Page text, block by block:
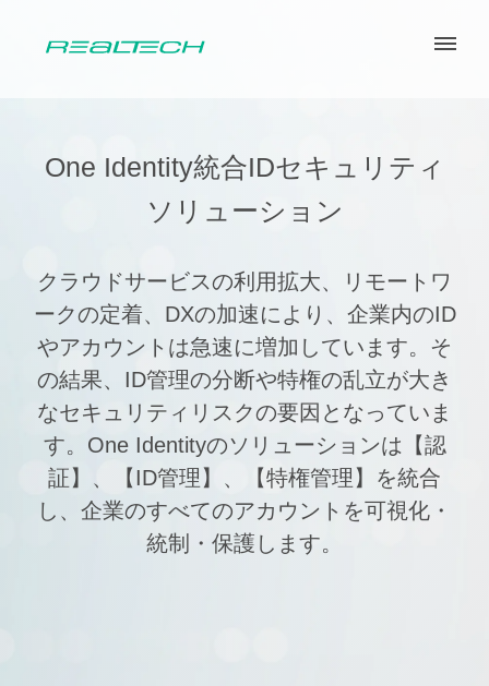
One Identity統合IDセキュリティ
ソリューション
クラウドサービスの利用拡大、リモートワ
ークの定着、DXの加速により、企業内のID
やアカウントは急速に増加しています。 そ
の結果、ID管理の分断や特権の乱立が大き
なセキュリティリスクの要因となっていま
す。 One Identityのソリューションは【認
証】、【ID管理】、【特権管理】を統合
し、企業のすべてのアカウントを可視化・
統制・保護します。